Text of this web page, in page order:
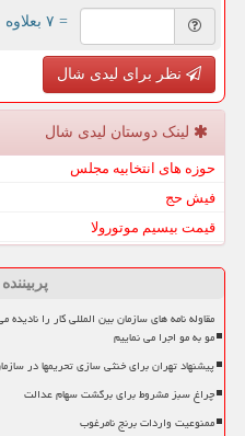
= ۷ بعلاوه ۱
نظر برای لیدی شال
لینک دوستان لیدی شال
حوزه های انتخابیه مجلس
فیش حج
قیمت بیسیم موتورولا
مقاوله نامه های سازمان بین المللی کار را
مو به مو اجرا می نماییم
پیشنهاد تهران برای خنثی سازی تحریمها در
چراغ سبز مشروط برای برگشت سهام عدالت
ممنوعیت واردات برنج نامرغوب